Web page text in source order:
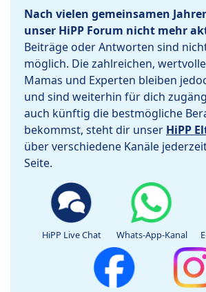
Nach vielen gemeinsamen
unser HiPP Forum nicht mehr
Beiträge oder Antworten sind
möglich. Die zahlreichen,
Mamas und Experten bleiben
und sind weiterhin für dich
auch künftig die bestmögliche
bekommst, steht dir unser HiPP
über verschiedene Kanäle
Seite.
HiPP Live Chat Whats-App-Kanal